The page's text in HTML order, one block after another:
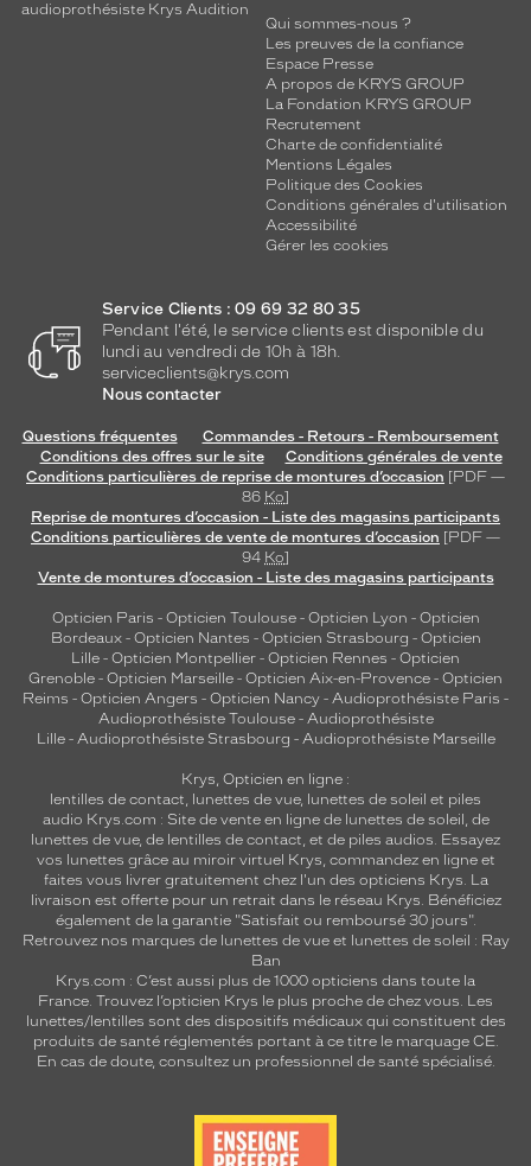
audioprothésiste Krys Audition
Qui sommes-nous ?
Les preuves de la confiance
Espace Presse
A propos de KRYS GROUP
La Fondation KRYS GROUP
Recrutement
Charte de confidentialité
Mentions Légales
Politique des Cookies
Conditions générales d'utilisation
Accessibilité
Gérer les cookies
Service Clients : 09 69 32 80 35
Pendant l'été, le service clients est disponible du
lundi au vendredi de 10h à 18h.
serviceclients@krys.com
Nous contacter
Questions fréquentes
Commandes - Retours - Remboursement
Conditions des offres sur le site
Conditions générales de vente
Conditions particulières de reprise de montures d’occasion [PDF —
86 Ko]
Reprise de montures d’occasion - Liste des magasins participants
Conditions particulières de vente de montures d’occasion [PDF —
94 Ko]
Vente de montures d’occasion - Liste des magasins participants
Opticien Paris - Opticien Toulouse- Opticien Lyon - Opticien
Bordeaux- Opticien Nantes - Opticien Strasbourg - Opticien
Lille - Opticien Montpellier - Opticien Rennes - Opticien
Grenoble - Opticien Marseille - Opticien Aix-en-Provence - Opticien
Reims - Opticien Angers - Opticien Nancy - Audioprothésiste Paris -
Audioprothésiste Toulouse- Audioprothésiste
Lille- Audioprothésiste Strasbourg - Audioprothésiste Marseille
Krys, Opticien en ligne :
lentilles de contact, lunettes de vue, lunettes de soleil et piles
audio Krys.com : Site de vente en ligne de lunettes de soleil, de
lunettes de vue, de lentilles de contact, et de piles audios. Essayez
vos lunettes grâce au miroir virtuel Krys, commandez en ligne et
faites vous livrer gratuitement chez l'un des opticiens Krys. La
livraison est offerte pour un retrait dans le réseau Krys. Bénéficiez
également de la garantie "Satisfait ou remboursé 30 jours".
Retrouvez nos marques de lunettes de vue et lunettes de soleil : Ray
Ban
Krys.com : C’est aussi plus de 1000 opticiens dans toute la
France. Trouvez l’opticien Krys le plus proche de chez vous. Les
lunettes/lentilles sont des dispositifs médicaux qui constituent des
produits de santé réglementés portant à ce titre le marquage CE.
En cas de doute, consultez un professionnel de santé spécialisé.